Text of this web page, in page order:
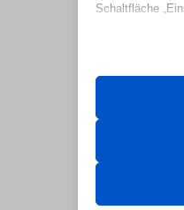
an
Schaltfläche
und die von uns